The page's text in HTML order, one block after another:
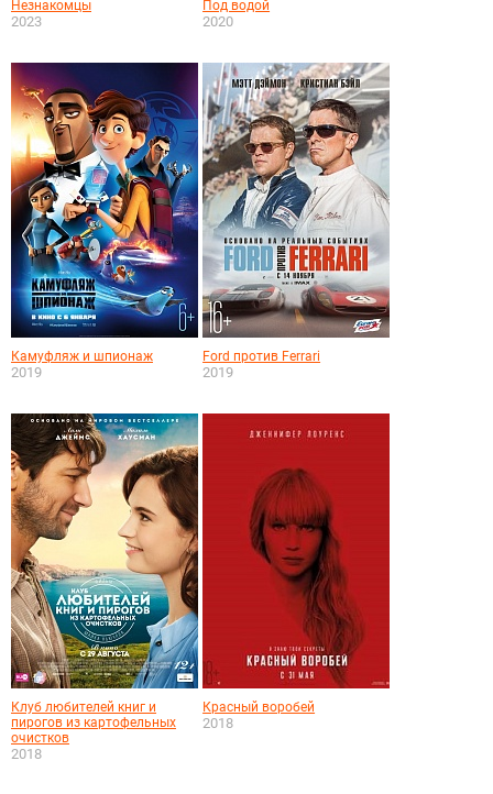
Незнакомцы
2023
Под водой
2020
Камуфляж и шпионаж
2019
Ford против Ferrari
2019
Клуб любителей книг и
пирогов из картофельных
очистков
2018
Красный воробей
2018